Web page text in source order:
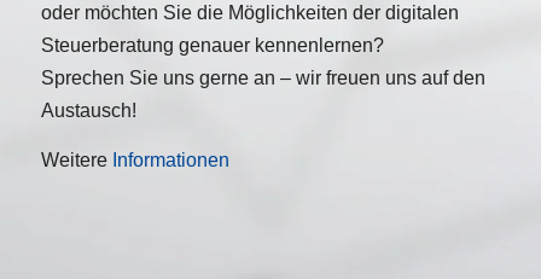
oder möchten Sie die Möglichkeiten der digitalen
Steuerberatung genauer kennenlernen?
Sprechen Sie uns gerne an – wir freuen uns auf den
Austausch!
Weitere Informationen